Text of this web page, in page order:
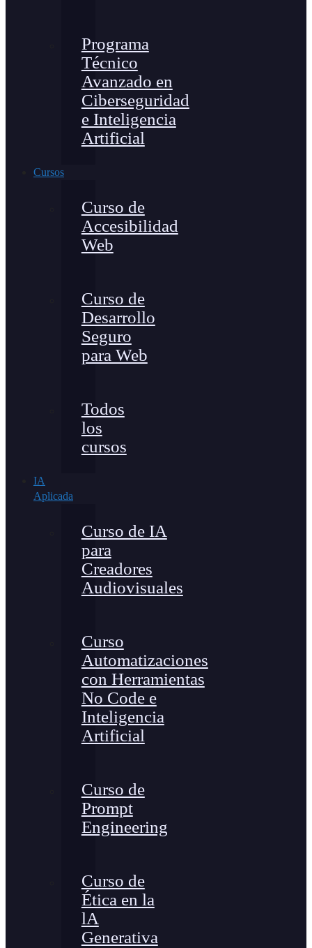
Programa
Técnico
Avanzado en
Ciberseguridad
e Inteligencia
Artificial
Cursos
Curso de
Accesibilidad
Web
Curso de
Desarrollo
Seguro
para Web
Todos
los
cursos
IA
Aplicada
Curso de IA
para
Creadores
Audiovisuales
Curso
Automatizaciones
con Herramientas
No Code e
Inteligencia
Artificial
Curso de
Prompt
Engineering
Curso de
Ética en la
lA
Generativa